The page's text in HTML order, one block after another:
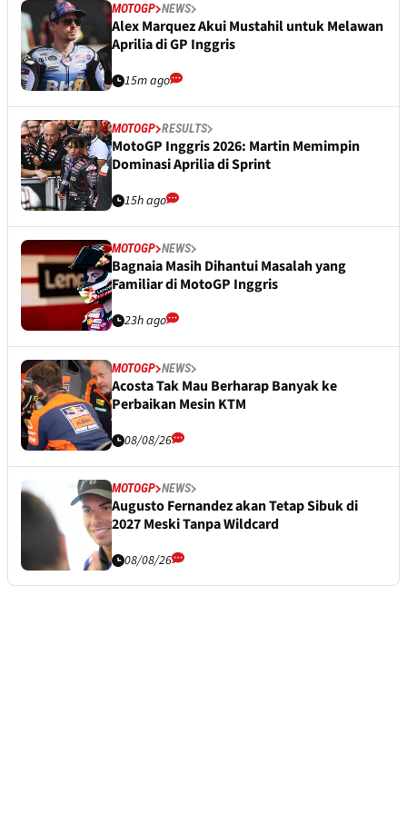
MOTOGP NEWS
Alex Marquez Akui Mustahil untuk Melawan
Aprilia di GP Inggris
15m ago
MOTOGP RESULTS
MotoGP Inggris 2026: Martin Memimpin
Dominasi Aprilia di Sprint
15h ago
MOTOGP NEWS
Bagnaia Masih Dihantui Masalah yang
Familiar di MotoGP Inggris
23h ago
MOTOGP NEWS
Acosta Tak Mau Berharap Banyak ke
Perbaikan Mesin KTM
08/08/26
MOTOGP NEWS
Augusto Fernandez akan Tetap Sibuk di
2027 Meski Tanpa Wildcard
08/08/26